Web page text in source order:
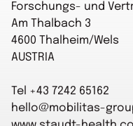
Forschungs- und
Am Thalbach 3
4600 Thalheim/Wels
AUSTRIA
Tel +43 7242 65162
hello@mobilitas-